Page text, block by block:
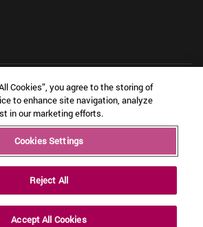
© Ceit
|
Información
|
|
Cookies”, you agree to the storing of
to enhance site navigation, analyze
in our marketing efforts.
Cookies Settings
Reject All
Accept All Cookies